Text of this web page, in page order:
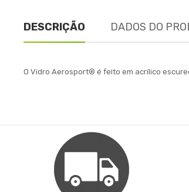
DESCRIÇÃO DADOS DO
O Vidro Aerosport® é feito em acrílico